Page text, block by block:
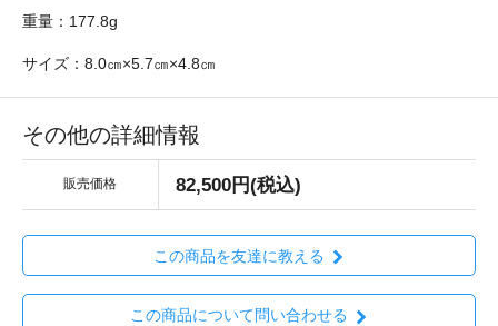
重量：177.8g
サイズ：8.0㎝×5.7㎝×4.8㎝
その他の詳細情報
販売価格 82,500円(税込)
この商品を友達に教える
この商品について問い合わせる